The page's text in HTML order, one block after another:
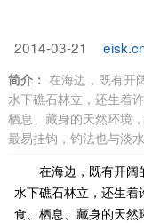
2014-03-21
简介： 在海边，既有开
水下礁石林立，还生着
栖息、藏身的天然环境
最易挂钩，钓法也与淡
在海边，既有开阔的
水下礁石林立，还生着
食、栖息、藏身的天然